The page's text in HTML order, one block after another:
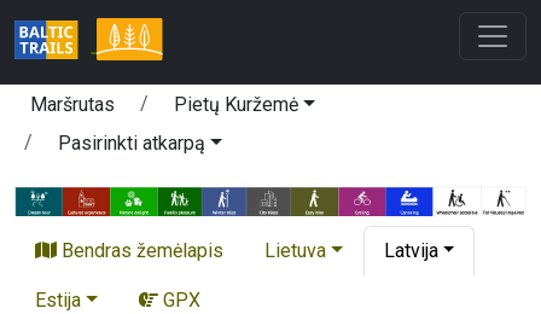
Maršrutas
Pietų Kuržemė
Pasirinkti atkarpą
Bendras žemėlapis Lietuva Latvija
Estija GPX